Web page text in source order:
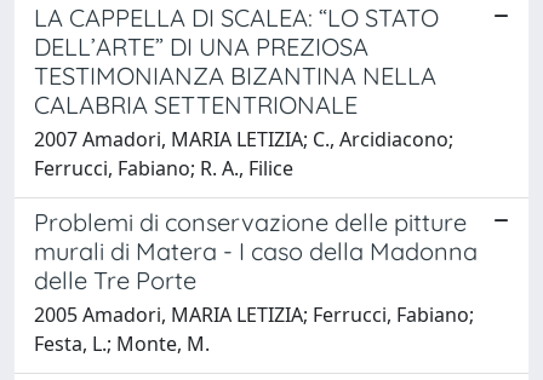
LA CAPPELLA DI SCALEA: “LO STATO
DELL’ARTE” DI UNA PREZIOSA
TESTIMONIANZA BIZANTINA NELLA
CALABRIA SETTENTRIONALE
2007 Amadori, MARIA LETIZIA; C., Arcidiacono;
Ferrucci, Fabiano; R. A., Filice
Problemi di conservazione delle pitture
murali di Matera - I caso della Madonna
delle Tre Porte
2005 Amadori, MARIA LETIZIA; Ferrucci, Fabiano;
Festa, L.; Monte, M.